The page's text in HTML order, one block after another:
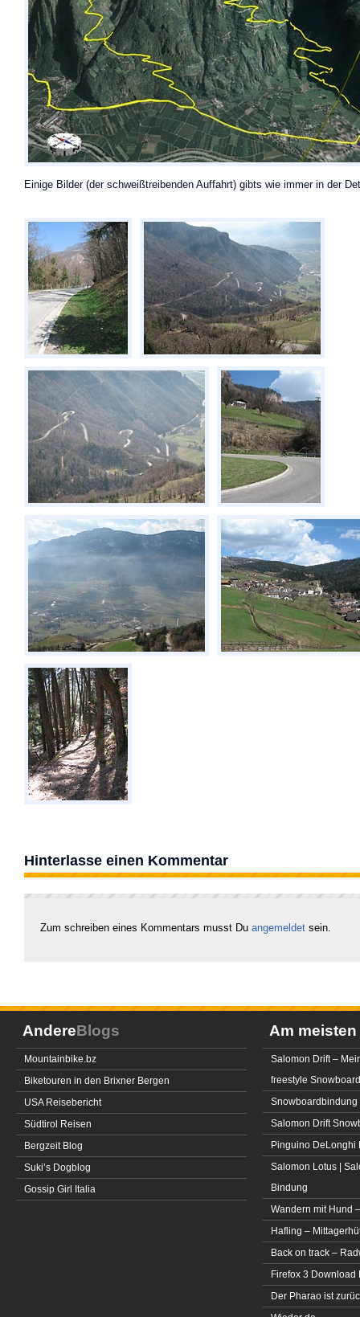
Einige Bilder (der schweißtreibenden Auffahrt) gibts wie immer in der
Hinterlasse einen Kommentar
Zum schreiben eines Kommentars musst Du angemeldet sein.
AndereBlogs
Mountainbike.bz
Biketouren in den Brixner Bergen
USA Reisebericht
Südtirol Reisen
Bergzeit Blog
Suki’s Dogblog
Gossip Girl Italia
Am meisten
Salomon Drift –
freestyle Snowboard
Snowboardbindung
Salomon Drift
Pinguino DeLonghi
Salomon Lotus |
Bindung
Wandern mit Hund
Hafling –
Back on track –
Firefox 3 Download
Der Pharao ist